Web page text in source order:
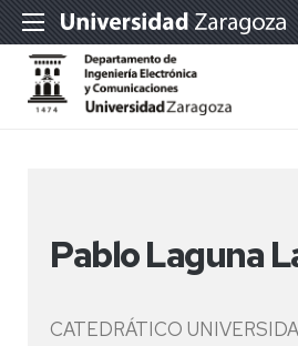
Pablo Laguna
CATEDRÁTICO